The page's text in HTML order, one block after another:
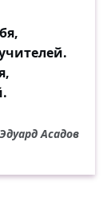
Эдуард Асадов